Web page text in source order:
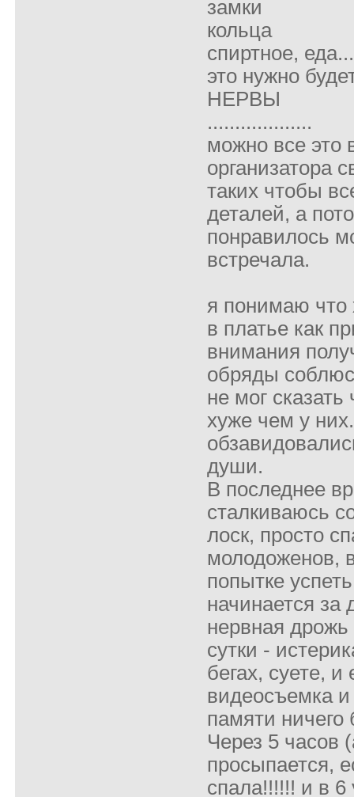
замки
кольца
спиртное,
это нужно
НЕРВЫ
...................
можно все это
организатора
таких чтобы
деталей, а
понравилось
встречала.
я понимаю что
в платье как
внимания
обряды
не мог
хуже чем у
души.
В последнее
сталкиваюсь
лоск, просто
молодоженов,
попытке
начинается за
нервная дрожь
сутки -
бегах, суете,
видеосъемка
памяти ничего
Через 5 часов
просыпается,
спала!!!!!! и в 6